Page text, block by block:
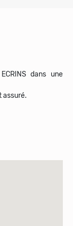
dans une
assuré.